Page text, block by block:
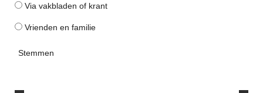
Via vakbladen of krant
Vrienden en familie
Stemmen